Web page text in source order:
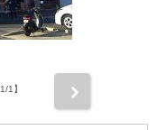
1/1】